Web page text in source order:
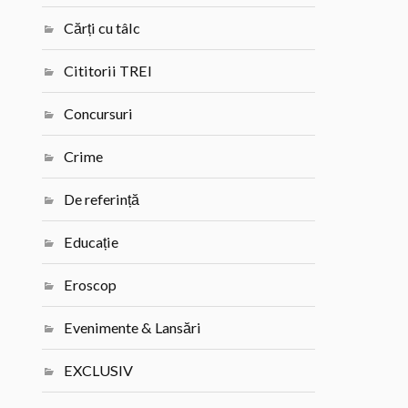
Cărți cu tâlc
Cititorii TREI
Concursuri
Crime
De referință
Educație
Eroscop
Evenimente & Lansări
EXCLUSIV